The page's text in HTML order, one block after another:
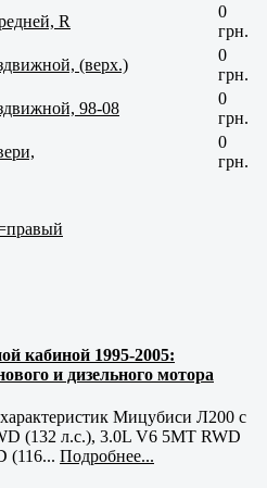
R
0
грн.
(верх.)
0
грн.
98-08
0
грн.
0
грн.
кабиной 1995-2005:
и дизельного мотора
Мицубиси Л200 с
(132 л.с.), 3.0L V6 5MT RWD
(116... Подробнее...